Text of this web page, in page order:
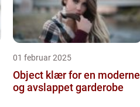
01 februar 2025
Object klær for en moderne
og avslappet garderobe